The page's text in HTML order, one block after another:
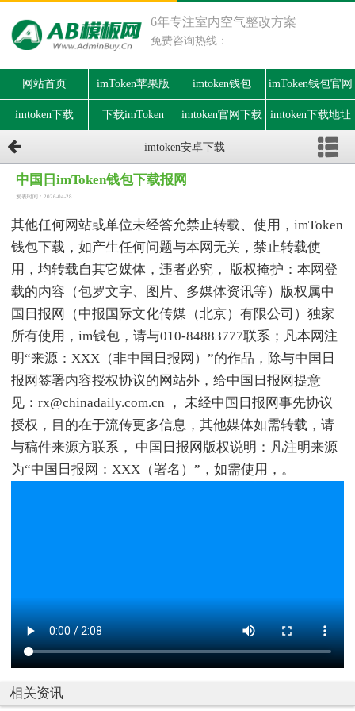
6年专注室内空气整改方案
免费咨询热线：
网站首页 imToken苹果版 imtoken钱包 imToken钱包官网
imtoken下载 下载imToken imtoken官网下载 imtoken下载地址
imtoken安卓下载
中国日imToken钱包下载报网
发表时间：2026-04-28
其他任何网站或单位未经答允禁止转载、使用，imToken
钱包下载，如产生任何问题与本网无关，禁止转载使
用，均转载自其它媒体，违者必究， 版权掩护：本网登
载的内容（包罗文字、图片、多媒体资讯等）版权属中
国日报网（中报国际文化传媒（北京）有限公司）独家
所有使用，im钱包，请与010-84883777联系；凡本网注
明“来源：XXX（非中国日报网）”的作品，除与中国日
报网签署内容授权协议的网站外，给中国日报网提意
见：rx@chinadaily.com.cn ， 未经中国日报网事先协议
授权，目的在于流传更多信息，其他媒体如需转载，请
与稿件来源方联系， 中国日报网版权说明：凡注明来源
为“中国日报网：XXX（署名）”，如需使用，。
相关资讯